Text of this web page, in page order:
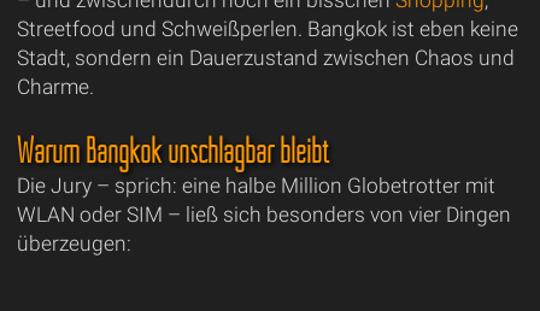
Streetfood und Schweißperlen. Bangkok ist eben keine
Stadt, sondern ein Dauerzustand zwischen Chaos und
Charme.
Warum Bangkok unschlagbar bleibt
Die Jury – sprich: eine halbe Million Globetrotter mit
WLAN oder SIM – ließ sich besonders von vier Dingen
überzeugen: